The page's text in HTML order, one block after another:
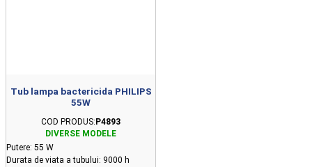
Tub lampa bactericida PHILIPS
55W
COD PRODUS: P4893
Putere: 55 W
Durata de viata a tubului: 9000 h